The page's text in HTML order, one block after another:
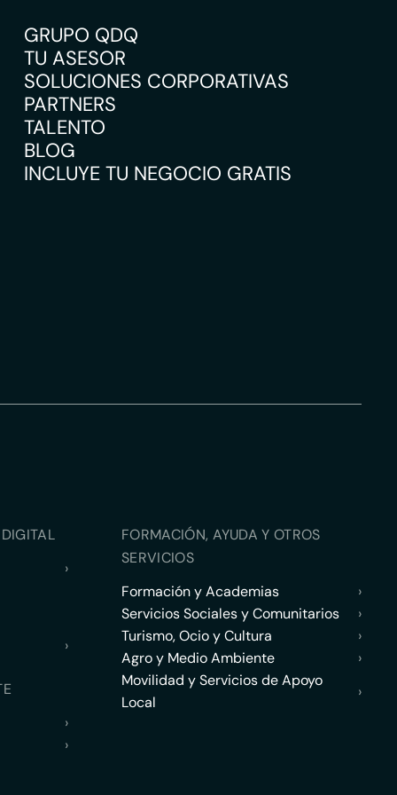
GRUPO QDQ
TU ASESOR
SOLUCIONES CORPORATIVAS
PARTNERS
TALENTO
BLOG
INCLUYE TU NEGOCIO GRATIS
›
›
›
›
FORMACIÓN, AYUDA Y OTROS
SERVICIOS
Formación y Academias
›
Servicios Sociales y Comunitarios
›
Turismo, Ocio y Cultura
›
Agro y Medio Ambiente
›
Movilidad y Servicios de Apoyo
Local
›